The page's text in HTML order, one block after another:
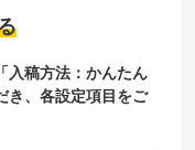
入稿方法：かんたん
き、各設定項目をご